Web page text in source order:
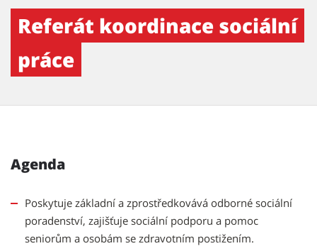
Referát koordinace sociální
práce
Agenda
Poskytuje základní a zprostředkovává odborné sociální
poradenství, zajišťuje sociální podporu a pomoc
seniorům a osobám se zdravotním postižením.